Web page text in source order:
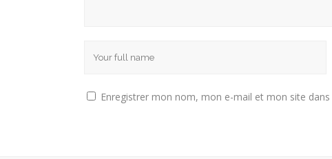
Enregistrer mon nom, mon e-mail et mon site